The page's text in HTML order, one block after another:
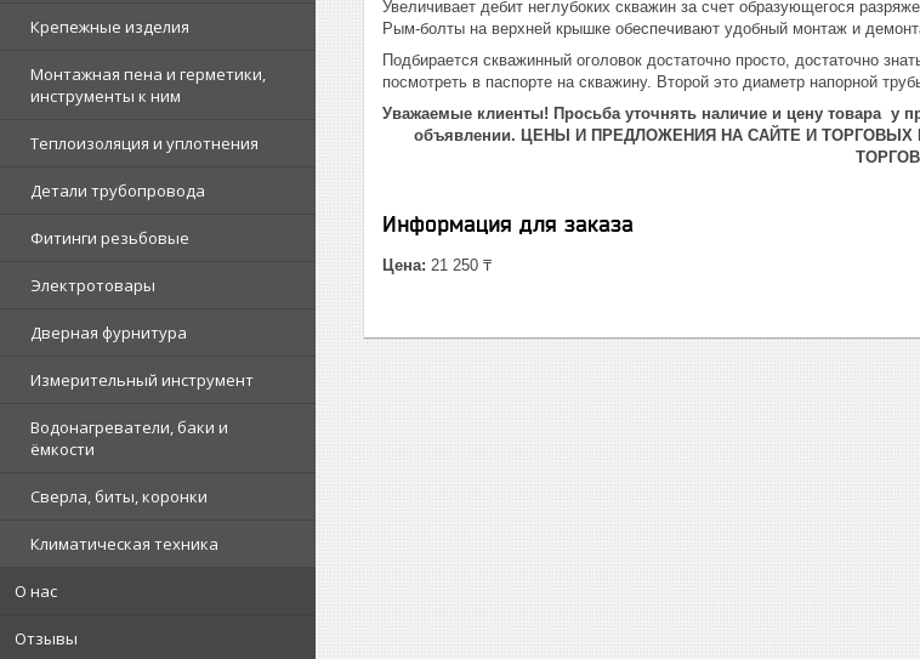
Крепежные изделия
Монтажная пена и герметики,
инструменты к ним
Теплоизоляция и уплотнения
Детали трубопровода
Фитинги резьбовые
Электротовары
Дверная фурнитура
Измерительный инструмент
Водонагреватели, баки и
ёмкости
Сверла, биты, коронки
Климатическая техника
О нас
Отзывы
Увеличивает дебит неглубоких скважин за счет образующегося
Рым-болты на верхней крышке обеспечивают удобный монтаж и
Подбирается скважинный оголовок достаточно просто, достаточно
посмотреть в паспорте на скважину. Второй это диаметр напорной
Уважаемые клиенты! Просьба уточнять наличие и цену товара у
объявлении. ЦЕНЫ И ПРЕДЛОЖЕНИЯ НА САЙТЕ И
Информация для заказа
Цена: 21 250 ₸